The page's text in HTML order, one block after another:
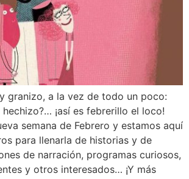
granizo, a la vez de todo un poco:
¡así es febrerillo el loco!
semana de Febrero y estamos aquí
para llenarla de historias y de
de narración, programas curiosos,
y otros interesados… ¡Y más